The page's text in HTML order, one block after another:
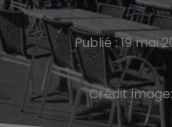
Publié : 19 mai
Crédit